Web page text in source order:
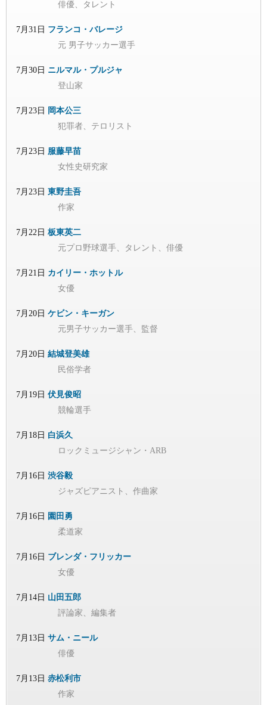
俳優、タレント
7月31日 フランコ・バレージ
元 男子サッカー選手
7月30日 ニルマル・プルジャ
登山家
7月23日 岡本公三
犯罪者、テロリスト
7月23日 服藤早苗
女性史研究家
7月23日 東野圭吾
作家
7月22日 板東英二
元プロ野球選手、タレント、俳優
7月21日 カイリー・ホットル
女優
7月20日 ケビン・キーガン
元男子サッカー選手、監督
7月20日 結城登美雄
民俗学者
7月19日 伏見俊昭
競輪選手
7月18日 白浜久
ロックミュージシャン・ARB
7月16日 渋谷毅
ジャズピアニスト、作曲家
7月16日 園田勇
柔道家
7月16日 ブレンダ・フリッカー
女優
7月14日 山田五郎
評論家、編集者
7月13日 サム・ニール
俳優
7月13日 赤松利市
作家